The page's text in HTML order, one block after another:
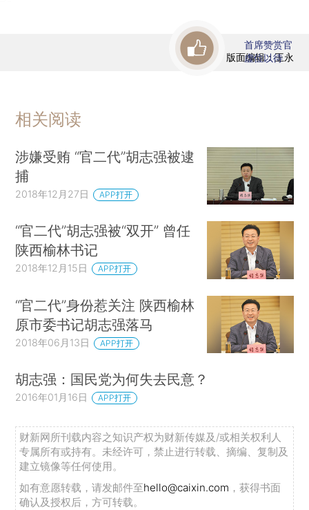
版面编辑：王永
首席赞赏官
虚位以待
相关阅读
涉嫌受贿 “官二代”胡志强被逮
捕
2018年12月27日 APP打开
“官二代”胡志强被“双开” 曾任
陕西榆林书记
2018年12月15日 APP打开
“官二代”身份惹关注 陕西榆林
原市委书记胡志强落马
2018年06月13日 APP打开
胡志强：国民党为何失去民意？
2016年01月16日 APP打开
财新网所刊载内容之知识产权为财新传媒及/或相关权利人
专属所有或持有。未经许可，禁止进行转载、摘编、复制及
建立镜像等任何使用。
如有意愿转载，请发邮件至hello@caixin.com ，获得书面
确认及授权后，方可转载。